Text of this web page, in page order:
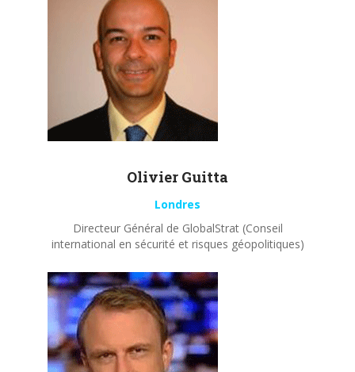
Olivier Guitta
Londres
Directeur Général de GlobalStrat (Conseil
international en sécurité et risques géopolitiques)